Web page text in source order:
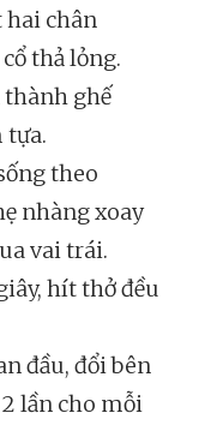
hai chân
thả lỏng.
thành ghế
tựa.
theo
nhàng xoay
vai trái.
hít thở đều
đầu, đổi bên
lần cho mỗi